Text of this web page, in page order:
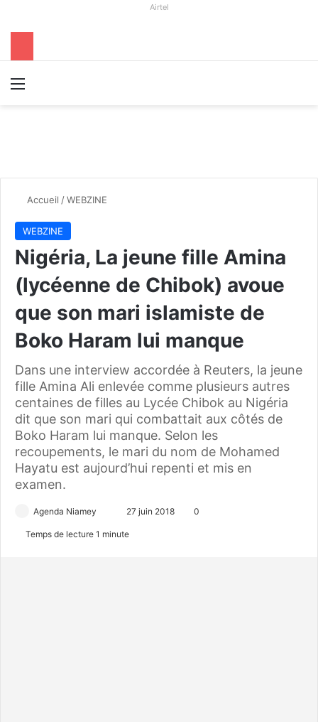
Airtel
Accueil /WEBZINE
WEBZINE
Nigéria, La jeune fille Amina
(lycéenne de Chibok) avoue
que son mari islamiste de
Boko Haram lui manque
Dans une interview accordée à Reuters, la jeune
fille Amina Ali enlevée comme plusieurs autres
centaines de filles au Lycée Chibok au Nigéria
dit que son mari qui combattait aux côtés de
Boko Haram lui manque. Selon les
recoupements, le mari du nom de Mohamed
Hayatu est aujourd’hui repenti et mis en
examen.
Agenda Niamey
n
27 juin 2018 0
Temps de lecture 1 minute